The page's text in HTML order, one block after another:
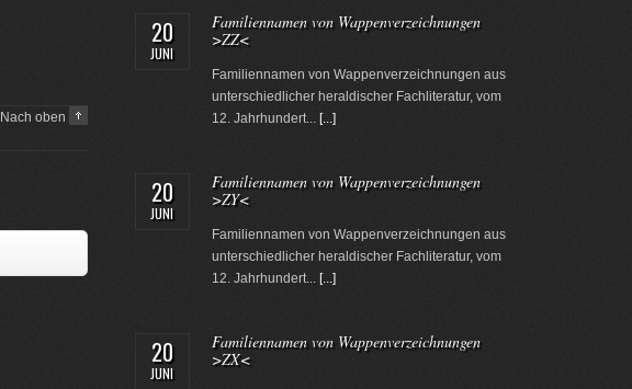
Nach oben
20
JUNI
Familiennamen von Wappenverzeichnungen
>ZZ<
Familiennamen von Wappenverzeichnungen aus
unterschiedlicher heraldischer Fachliteratur, vom
12. Jahrhundert... [...]
20
JUNI
Familiennamen von Wappenverzeichnungen
>ZY<
Familiennamen von Wappenverzeichnungen aus
unterschiedlicher heraldischer Fachliteratur, vom
12. Jahrhundert... [...]
20
JUNI
Familiennamen von Wappenverzeichnungen
>ZX<